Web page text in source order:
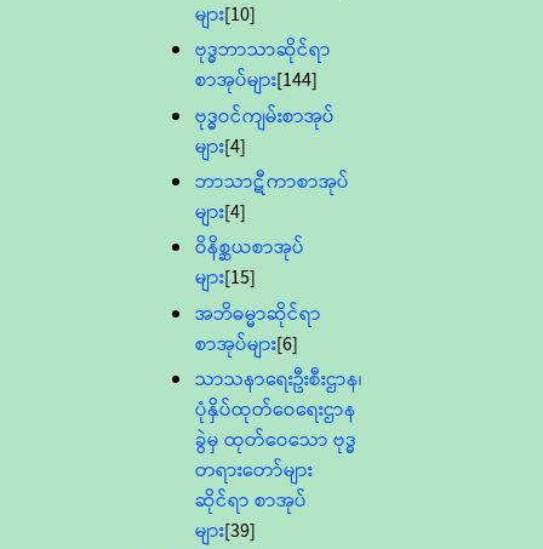
များ[10]
ဗုဒ္ဓဘာသာဆိုင်ရာ
စာအုပ်များ[144]
ဗုဒ္ဓဝင်ကျမ်းစာအုပ်
များ[4]
ဘာသာဋီကာစာအုပ်
များ[4]
ဝိနိစ္ဆယစာအုပ်
များ[15]
အဘိဓမ္မာဆိုင်ရာ
စာအုပ်များ[6]
သာသနာရေးဦးစီးဌာန၊
ပုံနှိပ်ထုတ်ဝေရေးဌာန
ခွဲမှ ထုတ်ဝေသော ဗုဒ္ဓ
တရားတော်များ
ဆိုင်ရာ စာအုပ်
များ[39]